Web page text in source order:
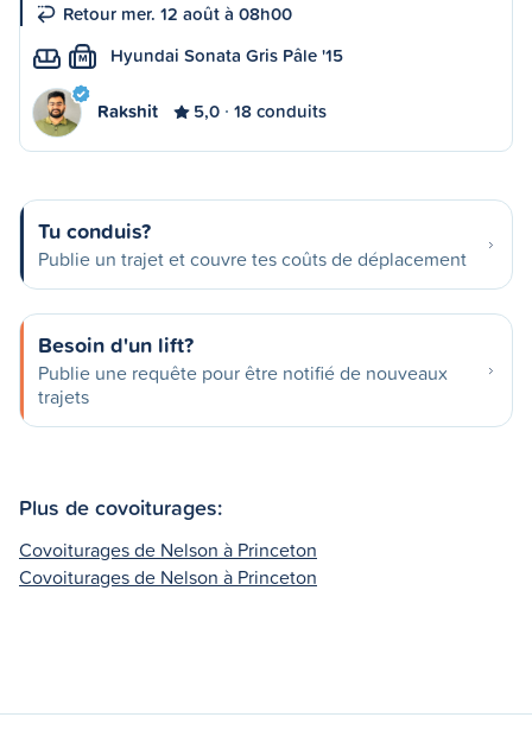
Retour mer. 12 août à 08h00
M Hyundai Sonata Gris Pâle '15
Rakshit 5,0 18 conduits
Tu conduis?
Publie un trajet et couvre tes coûts de déplacement
Besoin d'un lift?
Publie une requête pour être notifié de nouveaux
trajets
Plus de covoiturages:
Covoiturages de Nelson à Princeton
Covoiturages de Nelson à Princeton